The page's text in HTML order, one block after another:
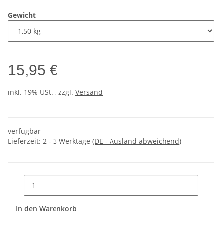
Gewicht
15,95 €
inkl. 19% USt. , zzgl. Versand
verfügbar
Lieferzeit: 2 - 3 Werktage (DE - Ausland abweichend)
In den Warenkorb